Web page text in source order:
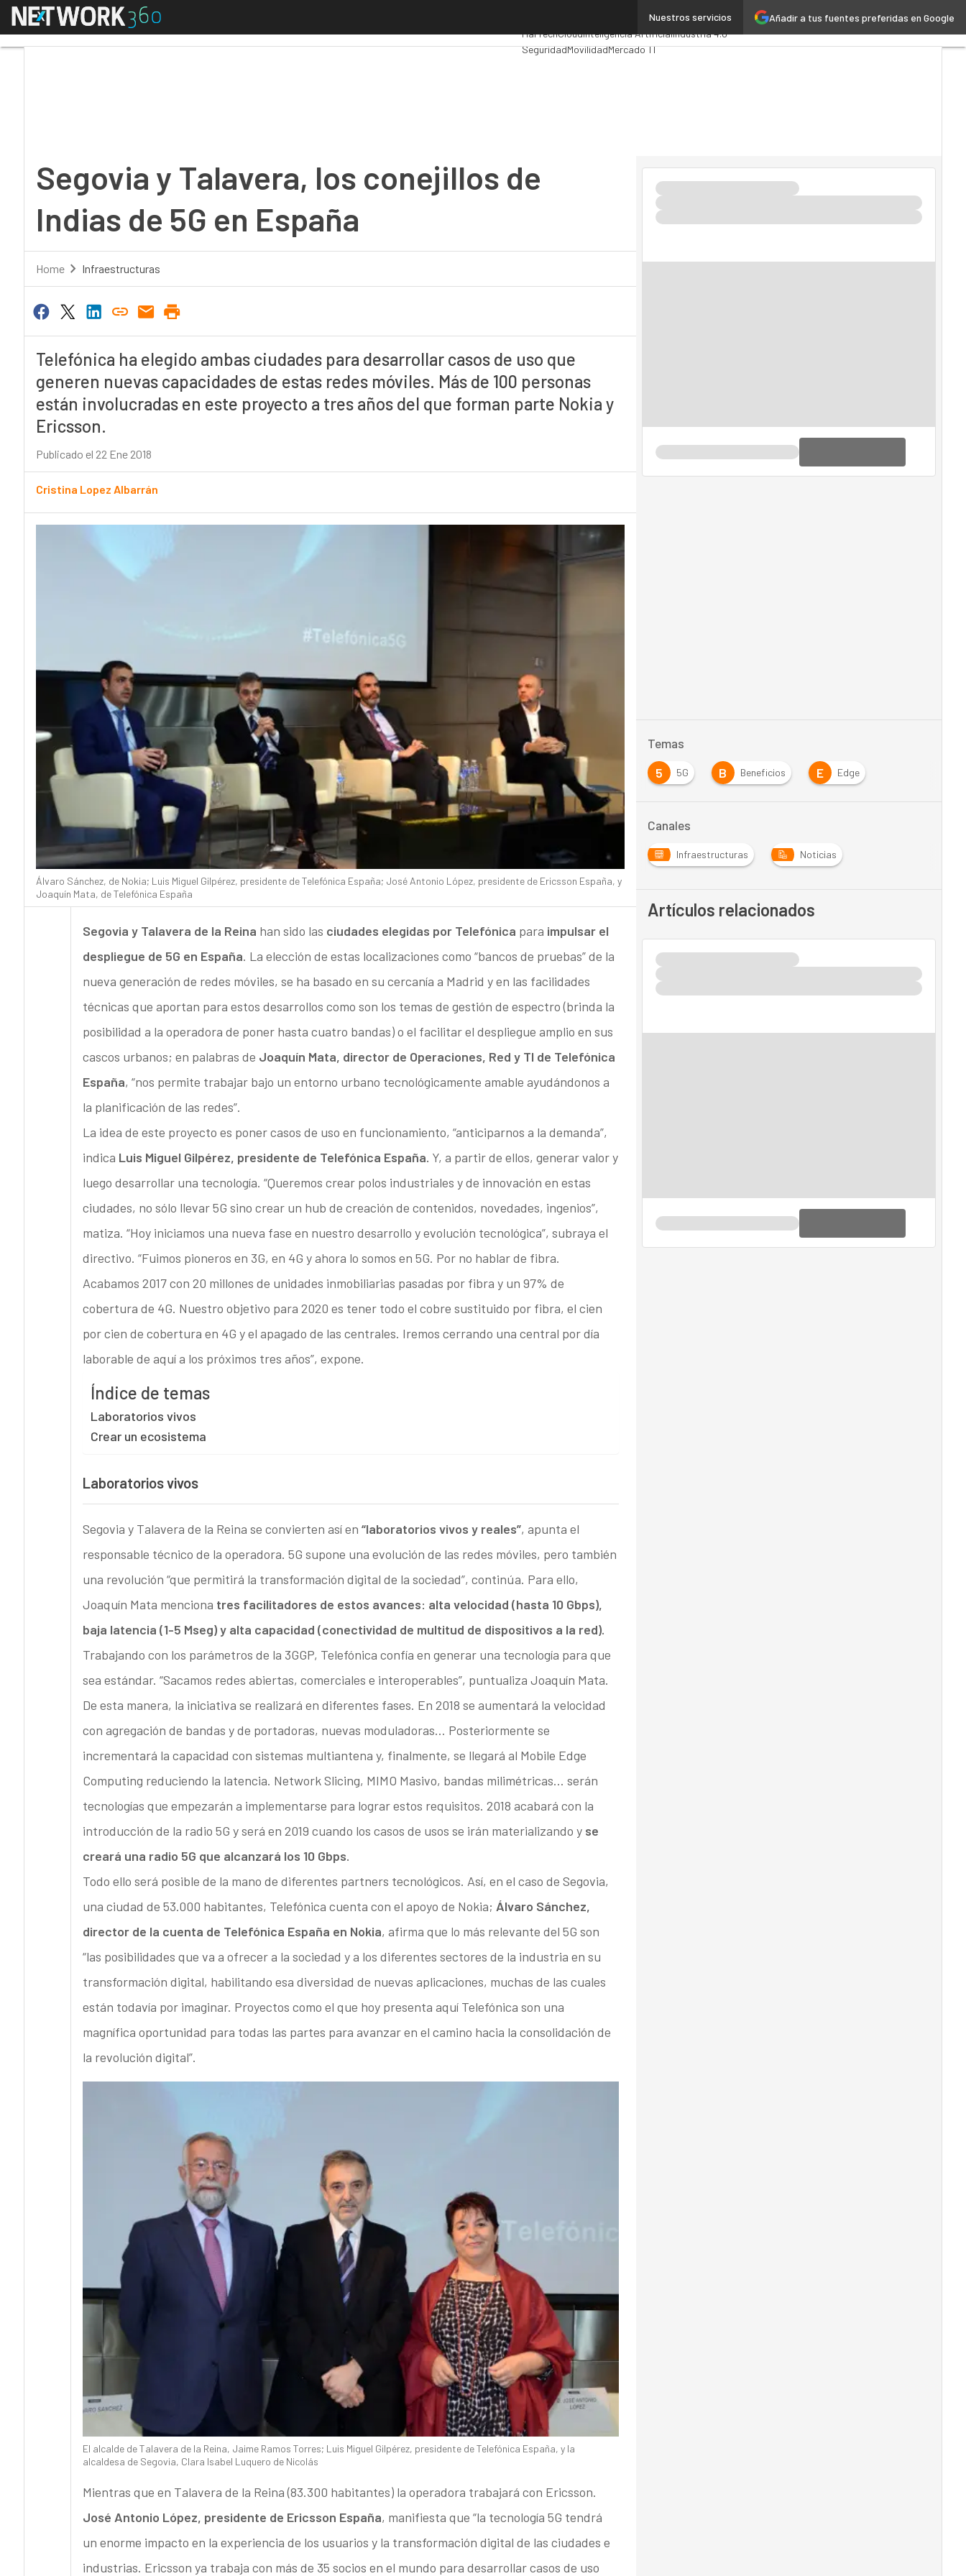
Añadir a tus fuentes preferidas en Google
Nuestros servicios
Menú
Administración Pública
MarTechCloudInteligencia ArtificialIndustria 4.0
SeguridadMovilidadMercado TI
Segovia y Talavera, los conejillos de
Indias de 5G en España
Home Infraestructuras
Telefónica ha elegido ambas ciudades para desarrollar casos de uso que
generen nuevas capacidades de estas redes móviles. Más de 100 personas
están involucradas en este proyecto a tres años del que forman parte Nokia y
Ericsson.
Publicado el 22 Ene 2018
Cristina Lopez Albarrán
Álvaro Sánchez, de Nokia; Luis Miguel Gilpérez, presidente de Telefónica España; José Antonio López, presidente de Ericsson España, y
Joaquín Mata, de Telefónica España
Segovia y Talavera de la Reina han sido las ciudades elegidas por Telefónica para impulsar el
despliegue de 5G en España. La elección de estas localizaciones como “bancos de pruebas” de la
nueva generación de redes móviles, se ha basado en su cercanía a Madrid y en las facilidades
técnicas que aportan para estos desarrollos como son los temas de gestión de espectro (brinda la
posibilidad a la operadora de poner hasta cuatro bandas) o el facilitar el despliegue amplio en sus
cascos urbanos; en palabras de Joaquín Mata, director de Operaciones, Red y TI de Telefónica
España, “nos permite trabajar bajo un entorno urbano tecnológicamente amable ayudándonos a
la planificación de las redes”.
La idea de este proyecto es poner casos de uso en funcionamiento, “anticiparnos a la demanda”,
indica Luis Miguel Gilpérez, presidente de Telefónica España. Y, a partir de ellos, generar valor y
luego desarrollar una tecnología. “Queremos crear polos industriales y de innovación en estas
ciudades, no sólo llevar 5G sino crear un hub de creación de contenidos, novedades, ingenios”,
matiza. “Hoy iniciamos una nueva fase en nuestro desarrollo y evolución tecnológica”, subraya el
directivo. “Fuimos pioneros en 3G, en 4G y ahora lo somos en 5G. Por no hablar de fibra.
Acabamos 2017 con 20 millones de unidades inmobiliarias pasadas por fibra y un 97% de
cobertura de 4G. Nuestro objetivo para 2020 es tener todo el cobre sustituido por fibra, el cien
por cien de cobertura en 4G y el apagado de las centrales. Iremos cerrando una central por día
laborable de aquí a los próximos tres años”, expone.
Índice de temas
Laboratorios vivos
Crear un ecosistema
Laboratorios vivos
Segovia y Talavera de la Reina se convierten así en “laboratorios vivos y reales”, apunta el
responsable técnico de la operadora. 5G supone una evolución de las redes móviles, pero también
una revolución “que permitirá la transformación digital de la sociedad”, continúa. Para ello,
Joaquín Mata menciona tres facilitadores de estos avances: alta velocidad (hasta 10 Gbps),
baja latencia (1-5 Mseg) y alta capacidad (conectividad de multitud de dispositivos a la red).
Trabajando con los parámetros de la 3GGP, Telefónica confía en generar una tecnología para que
sea estándar. “Sacamos redes abiertas, comerciales e interoperables”, puntualiza Joaquín Mata.
De esta manera, la iniciativa se realizará en diferentes fases. En 2018 se aumentará la velocidad
con agregación de bandas y de portadoras, nuevas moduladoras… Posteriormente se
incrementará la capacidad con sistemas multiantena y, finalmente, se llegará al Mobile Edge
Computing reduciendo la latencia. Network Slicing, MIMO Masivo, bandas milimétricas… serán
tecnologías que empezarán a implementarse para lograr estos requisitos. 2018 acabará con la
introducción de la radio 5G y será en 2019 cuando los casos de usos se irán materializando y se
creará una radio 5G que alcanzará los 10 Gbps.
Todo ello será posible de la mano de diferentes partners tecnológicos. Así, en el caso de Segovia,
una ciudad de 53.000 habitantes, Telefónica cuenta con el apoyo de Nokia; Álvaro Sánchez,
director de la cuenta de Telefónica España en Nokia, afirma que lo más relevante del 5G son
“las posibilidades que va a ofrecer a la sociedad y a los diferentes sectores de la industria en su
transformación digital, habilitando esa diversidad de nuevas aplicaciones, muchas de las cuales
están todavía por imaginar. Proyectos como el que hoy presenta aquí Telefónica son una
magnífica oportunidad para todas las partes para avanzar en el camino hacia la consolidación de
la revolución digital”.
El alcalde de Talavera de la Reina, Jaime Ramos Torres; Luis Miguel Gilpérez, presidente de Telefónica España, y la
alcaldesa de Segovia, Clara Isabel Luquero de Nicolás
Mientras que en Talavera de la Reina (83.300 habitantes) la operadora trabajará con Ericsson.
José Antonio López, presidente de Ericsson España, manifiesta que “la tecnología 5G tendrá
un enorme impacto en la experiencia de los usuarios y la transformación digital de las ciudades e
industrias. Ericsson ya trabaja con más de 35 socios en el mundo para desarrollar casos de uso
Temas
5
5G B Beneficios E Edge
Canales
Infraestructuras Noticias
Artículos relacionados